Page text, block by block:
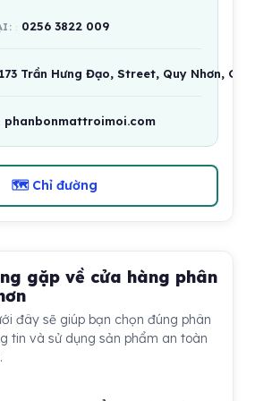
0256 3822 009
173 Trần Hưng Đạo, Street, Quy Nhơn,
phanbonmattroimoi.com
🗺 Chỉ đường
gặp về cửa hàng phân
đây sẽ giúp bạn chọn đúng phân
tin và sử dụng sản phẩm an toàn